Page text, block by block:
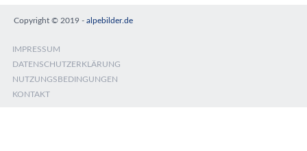
Copyright © 2019 - alpebilder.de
IMPRESSUM
DATENSCHUTZERKLÄRUNG
NUTZUNGSBEDINGUNGEN
KONTAKT